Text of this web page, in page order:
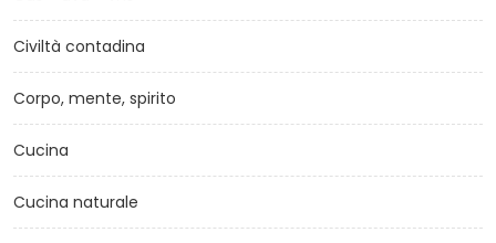
Civiltà contadina
Corpo, mente, spirito
Cucina
Cucina naturale